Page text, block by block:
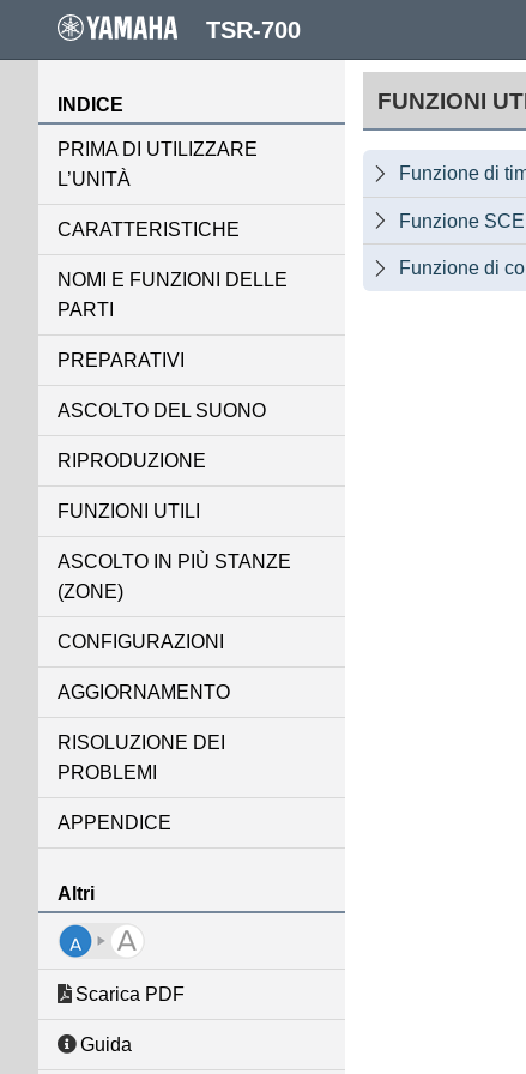
INDICE
PRIMA DI UTILIZZARE
L’UNITÀ
CARATTERISTICHE
NOMI E FUNZIONI DELLE
PARTI
PREPARATIVI
ASCOLTO DEL SUONO
RIPRODUZIONE
FUNZIONI UTILI
ASCOLTO IN PIÙ STANZE
(ZONE)
CONFIGURAZIONI
AGGIORNAMENTO
RISOLUZIONE DEI
PROBLEMI
APPENDICE
Altri
Scarica PDF
Guida
FUNZIONI
 Funzione di
 Funzione
 Funzione di
TSR-700